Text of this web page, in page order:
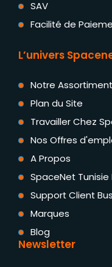
SAV
Facilité de
L’univers
Notre Assortiment
Plan du Site
Travailler Chez
Nos Offres
A Propos
SpaceNet Tunisie
Support Client
Marques
Blog
Newsletter